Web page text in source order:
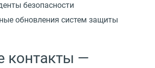
безопасности
обновления систем защиты
контакты —